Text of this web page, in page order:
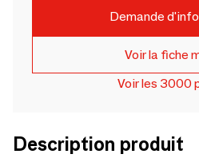
Demande
Voir la fiche
Voir les 3000
Description produit